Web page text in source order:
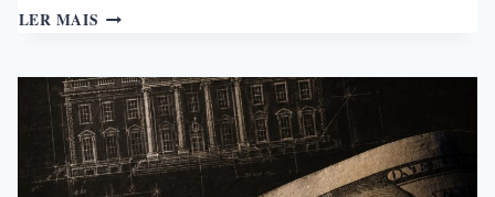
LER MAIS
DEFESA
DE
MECA